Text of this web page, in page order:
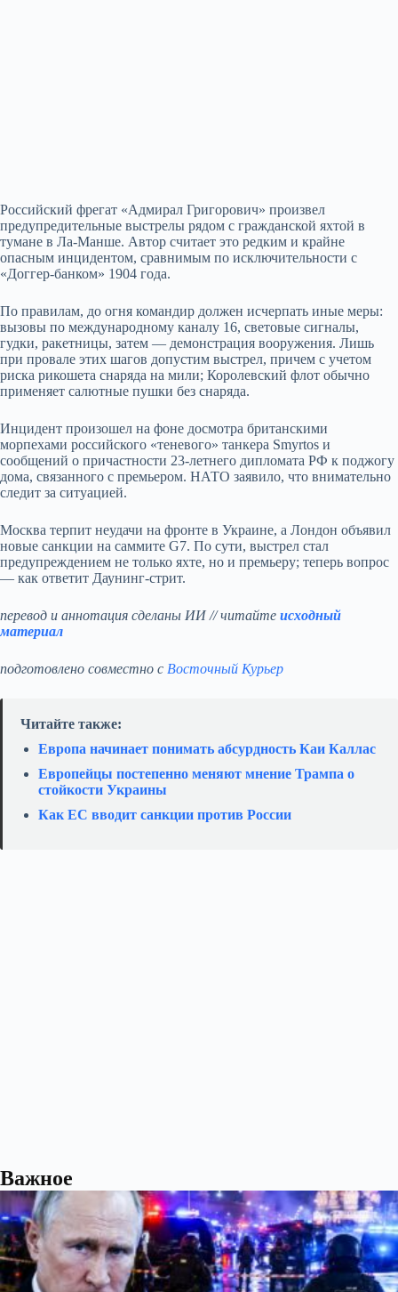
Российский фрегат «Адмирал Григорович» произвел
предупредительные выстрелы рядом с гражданской яхтой в
тумане в Ла-Манше. Автор считает это редким и крайне
опасным инцидентом, сравнимым по исключительности с
«Доггер-банком» 1904 года.
По правилам, до огня командир должен исчерпать иные меры:
вызовы по международному каналу 16, световые сигналы,
гудки, ракетницы, затем — демонстрация вооружения. Лишь
при провале этих шагов допустим выстрел, причем с учетом
риска рикошета снаряда на мили; Королевский флот обычно
применяет салютные пушки без снаряда.
Инцидент произошел на фоне досмотра британскими
морпехами российского «теневого» танкера Smyrtos и
сообщений о причастности 23‑летнего дипломата РФ к поджогу
дома, связанного с премьером. НАТО заявило, что внимательно
следит за ситуацией.
Москва терпит неудачи на фронте в Украине, а Лондон объявил
новые санкции на саммите G7. По сути, выстрел стал
предупреждением не только яхте, но и премьеру; теперь вопрос
— как ответит Даунинг-стрит.
перевод и аннотация сделаны ИИ // читайте исходный
материал
подготовлено совместно с Восточный Курьер
Читайте также:
Европа начинает понимать абсурдность Каи Каллас
Европейцы постепенно меняют мнение Трампа о
стойкости Украины
Как ЕС вводит санкции против России
Важное